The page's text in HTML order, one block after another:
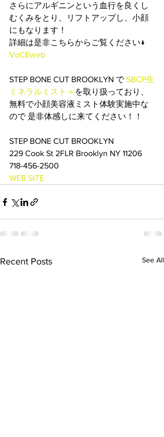
さらにアルギニンという血行を良くし
むくみをとり、リフトアップし、小顔
にもなります！
詳細は是非こちらからご覧ください↓
VoCEweb
STEP BONE CUT BROOKLYN で SBCP生
ミネラルミスト＋ を取り扱っており、
無料で小顔美容液ミスト体験実施中な
ので 是非体感しに来てください！！
STEP BONE CUT BROOKLYN
229 Cook St 2FLR Brooklyn NY 11206
718-456-2500
WEB SITE
Recent Posts See All